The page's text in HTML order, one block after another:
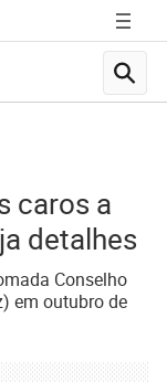
caros a
detalhes
Conselho
em outubro de